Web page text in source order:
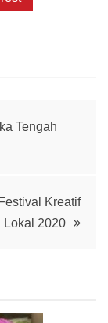
Tengah
Kreatif
Lokal 2020